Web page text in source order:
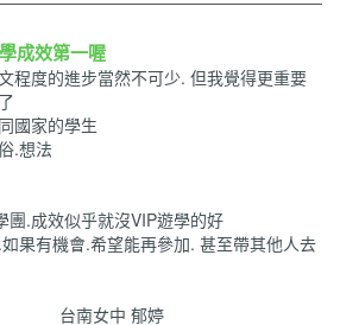
成效第一喔
程度的進步當然不可少. 但我覺得更重要
國家的學生
.想法
團.成效似乎就沒VIP遊學的好
果有機會.希望能再參加. 甚至帶其他人去
郁婷